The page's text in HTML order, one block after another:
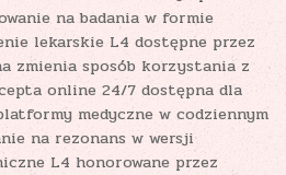
na badania w formie
lekarskie L4 dostępne przez
zmienia sposób korzystania z
online 24/7 dostępna dla
medyczne w codziennym
na rezonans w wersji
L4 honorowane przez